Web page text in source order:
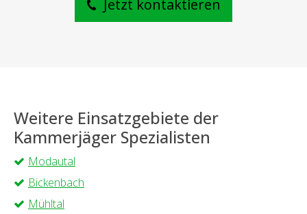
Jetzt kontaktieren
Weitere Einsatzgebiete der
Kammerjäger Spezialisten
Modautal
Bickenbach
Mühltal